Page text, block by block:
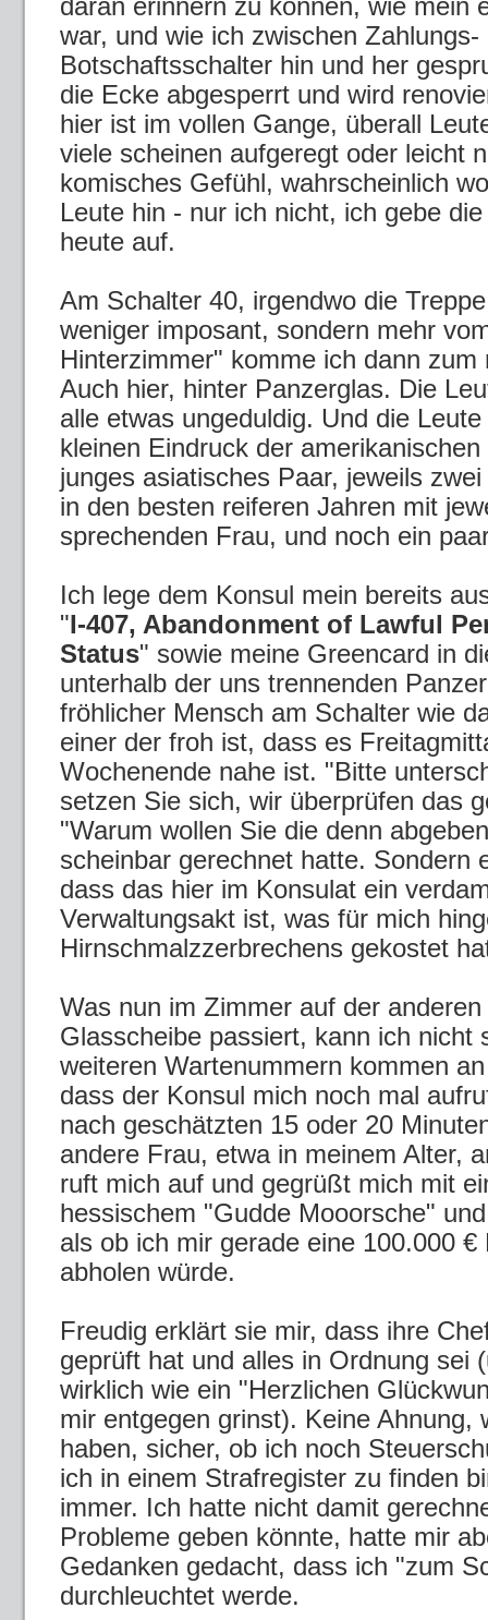
daran erinnern zu können, wie mein
war, und wie ich zwischen Zahlungs-
Botschaftsschalter hin und her
die Ecke abgesperrt und wird
hier ist im vollen Gange, überall
viele scheinen aufgeregt oder leicht
komisches Gefühl, wahrscheinlich
Leute hin - nur ich nicht, ich gebe
heute auf.
Am Schalter 40, irgendwo die
weniger imposant, sondern mehr
Hinterzimmer" komme ich dann zum
Auch hier, hinter Panzerglas. Die
alle etwas ungeduldig. Und die
kleinen Eindruck der
junges asiatisches Paar, jeweils
in den besten reiferen Jahren mit
sprechenden Frau, und noch ein
Ich lege dem Konsul mein bereits
"I-407, Abandonment of Lawful
Status" sowie meine Greencard in
unterhalb der uns trennenden
fröhlicher Mensch am Schalter wie
einer der froh ist, dass es
Wochenende nahe ist. "Bitte
setzen Sie sich, wir überprüfen das
"Warum wollen Sie die denn
scheinbar gerechnet hatte. Sondern
dass das hier im Konsulat ein
Verwaltungsakt ist, was für mich
Hirnschmalzzerbrechens gekostet
Was nun im Zimmer auf der
Glasscheibe passiert, kann ich nicht
weiteren Wartenummern kommen
dass der Konsul mich noch mal
nach geschätzten 15 oder 20
andere Frau, etwa in meinem Alter,
ruft mich auf und gegrüßt mich mit
hessischem "Gudde Mooorsche"
als ob ich mir gerade eine 100.000 €
abholen würde.
Freudig erklärt sie mir, dass ihre
geprüft hat und alles in Ordnung sei
wirklich wie ein "Herzlichen
mir entgegen grinst). Keine Ahnung,
haben, sicher, ob ich noch
ich in einem Strafregister zu finden
immer. Ich hatte nicht damit
Probleme geben könnte, hatte mir
Gedanken gedacht, dass ich "zum
durchleuchtet werde.